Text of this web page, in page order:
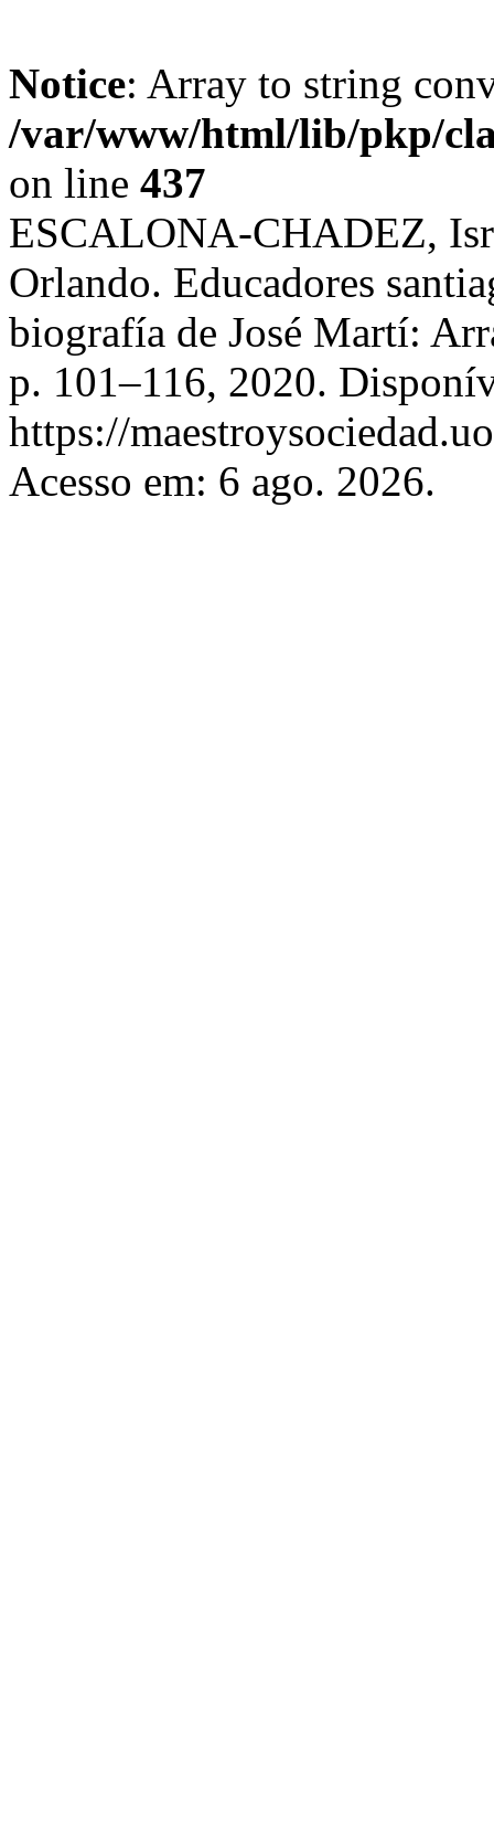
Notice: Array to string
/var/www/html/lib/pkp/
on line 437
ESCALONA-CHADEZ,
Orlando. Educadores
biografía de José Martí:
p. 101–116, 2020.
https://
Acesso em: 6 ago. 2026.